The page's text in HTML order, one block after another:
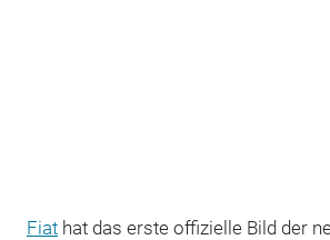
Fiathat das erste offizielle Bild der